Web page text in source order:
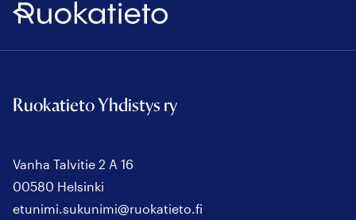
Ruokatieto
Ruokatieto Yhdistys ry
Vanha Talvitie 2 A 16
00580 Helsinki
etunimi.sukunimi@ruokatieto.fi